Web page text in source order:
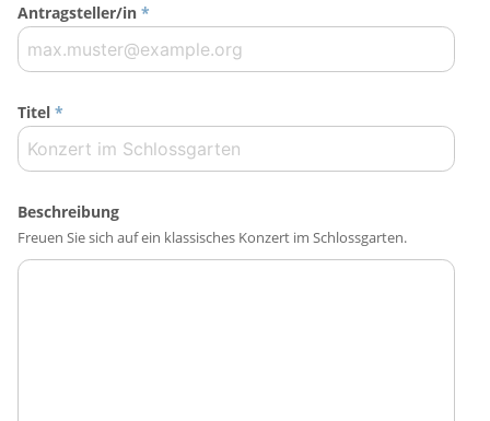
Antragsteller/in *
Titel *
Beschreibung
Freuen Sie sich auf ein klassisches Konzert im Schlossgarten.